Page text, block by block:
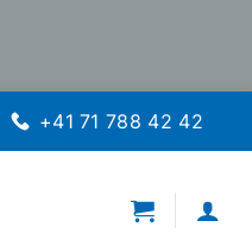
+41 71 788 42 42